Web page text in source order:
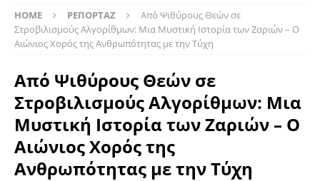
HOME ΡΕΠΟΡΤΑΖ
Από Ψιθύρους Θεών σε
Στροβιλισμούς Αλγορίθμων: Μια Μυστική Ιστορία των Ζαριών – Ο
Αιώνιος Χορός της Ανθρωπότητας με την Τύχη
Από Ψιθύρους Θεών σε
Στροβιλισμούς Αλγορίθμων: Μια
Μυστική Ιστορία των Ζαριών – Ο
Αιώνιος Χορός της
Ανθρωπότητας με την Τύχη